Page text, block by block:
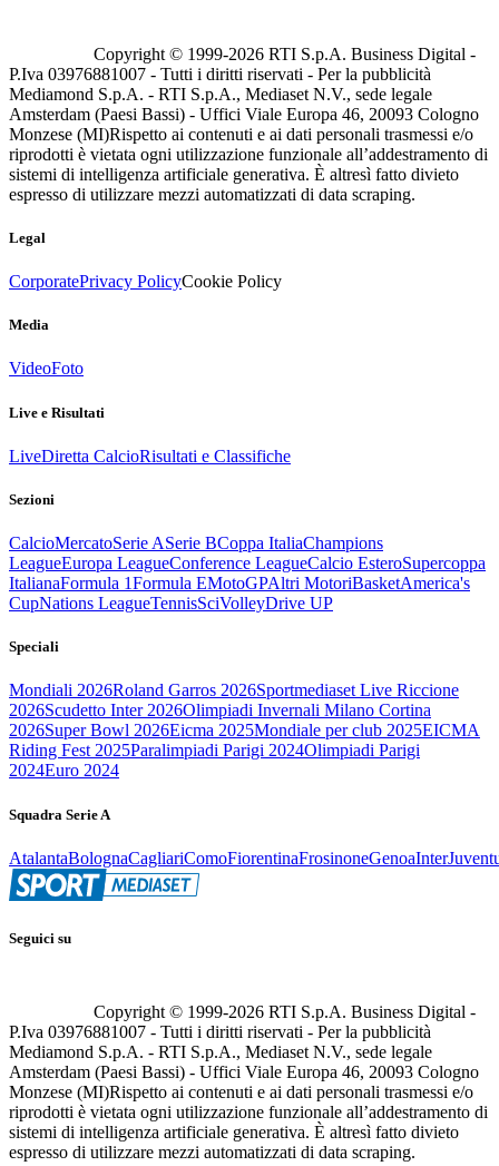
Copyright © 1999-2026 RTI S.p.A. Business Digital -
P.Iva 03976881007 - Tutti i diritti riservati - Per la pubblicità
Mediamond S.p.A. - RTI S.p.A., Mediaset N.V., sede legale
Amsterdam (Paesi Bassi) - Uffici Viale Europa 46, 20093 Cologno
Monzese (MI)Rispetto ai contenuti e ai dati personali trasmessi e/o
riprodotti è vietata ogni utilizzazione funzionale all’addestramento di
sistemi di intelligenza artificiale generativa. È altresì fatto divieto
espresso di utilizzare mezzi automatizzati di data scraping.
Legal
CorporatePrivacy PolicyCookie Policy
Media
VideoFoto
Live e Risultati
LiveDiretta CalcioRisultati e Classifiche
Sezioni
CalcioMercatoSerie ASerie BCoppa ItaliaChampions
LeagueEuropa LeagueConference LeagueCalcio EsteroSupercoppa
ItalianaFormula 1Formula EMotoGPAltri MotoriBasketAmerica's
CupNations LeagueTennisSciVolleyDrive UP
Speciali
Mondiali 2026Roland Garros 2026Sportmediaset Live Riccione
2026Scudetto Inter 2026Olimpiadi Invernali Milano Cortina
2026Super Bowl 2026Eicma 2025Mondiale per club 2025EICMA
Riding Fest 2025Paralimpiadi Parigi 2024Olimpiadi Parigi
2024Euro 2024
Squadra Serie A
AtalantaBolognaCagliariComoFiorentinaFrosinoneGenoaInter
Seguici su
Copyright © 1999-2026 RTI S.p.A. Business Digital -
P.Iva 03976881007 - Tutti i diritti riservati - Per la pubblicità
Mediamond S.p.A. - RTI S.p.A., Mediaset N.V., sede legale
Amsterdam (Paesi Bassi) - Uffici Viale Europa 46, 20093 Cologno
Monzese (MI)Rispetto ai contenuti e ai dati personali trasmessi e/o
riprodotti è vietata ogni utilizzazione funzionale all’addestramento di
sistemi di intelligenza artificiale generativa. È altresì fatto divieto
espresso di utilizzare mezzi automatizzati di data scraping.